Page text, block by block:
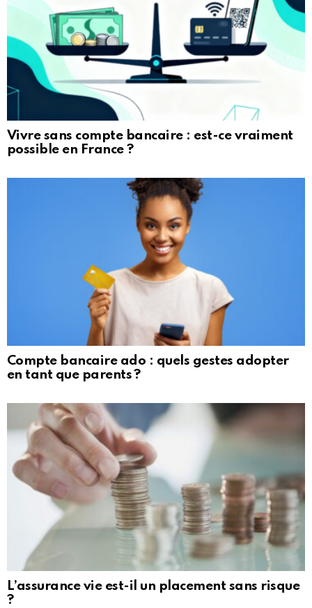
Vivre sans compte bancaire : est-ce vraiment
possible en France ?
Compte bancaire ado : quels gestes adopter
en tant que parents ?
L’assurance vie est-il un placement sans risque
?